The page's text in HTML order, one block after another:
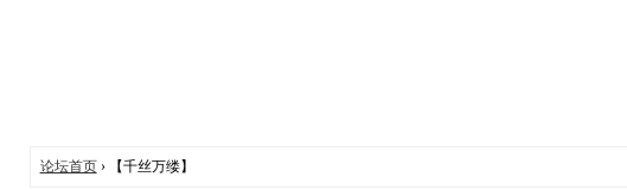
论坛首页› 【千丝万缕】